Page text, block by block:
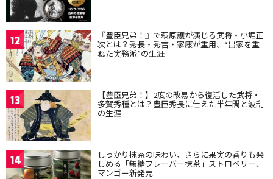
12 『豊臣兄弟！』で萩原護が演じる武将・小堀正
次とは？秀長・秀吉・家康が重用、“出家を重
ねた実務派”の生涯
13 【豊臣兄弟！】2度の改易から復活した武将・
多賀秀種とは？豊臣秀長に仕えた半年間と波乱
の生涯
14 しっかり抹茶の味わい、さらに果実の香りも楽
しめる「無糖フレーバー抹茶」ストロベリー、
マンゴー新発売